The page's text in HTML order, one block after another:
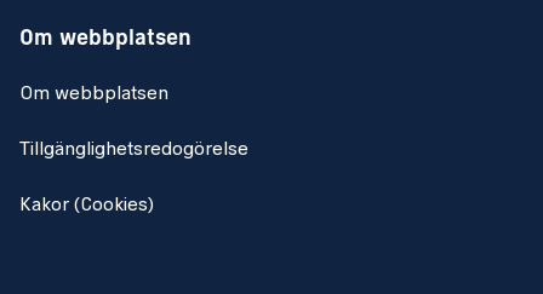
Om webbplatsen
Om webbplatsen
Tillgänglighetsredogörelse
Kakor (Cookies)